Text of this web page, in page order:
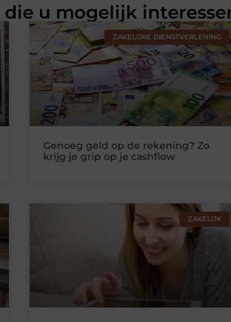
die u mogelijk
ZAKELIJKE DIENSTVERLENING
Genoeg geld op de rekening? Zo
krijg je grip op je cashflow
ZAKELIJK